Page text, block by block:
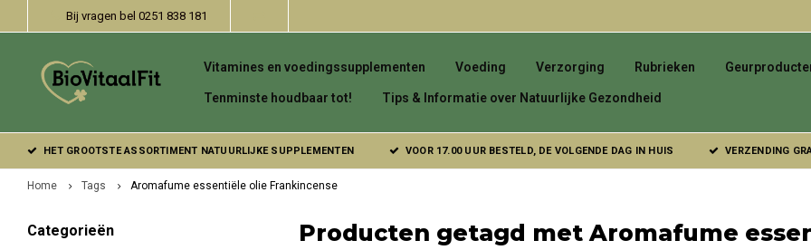
Bij vragen bel 0251 838 181
Vitamines en voedingssupplementen Voeding Verzorging Rubrieken
Tenminste houdbaar tot! Tips & Informatie over Natuurlijke Gezondheid
HET GROOTSTE ASSORTIMENT NATUURLIJKE SUPPLEMENTEN VOOR 17.00 UUR BESTELD, DE VOLGENDE DAG IN HUIS VERZENDING
Home Tags Aromafume essentiële olie Frankincense
Categorieën Producten getagd met Aromafume